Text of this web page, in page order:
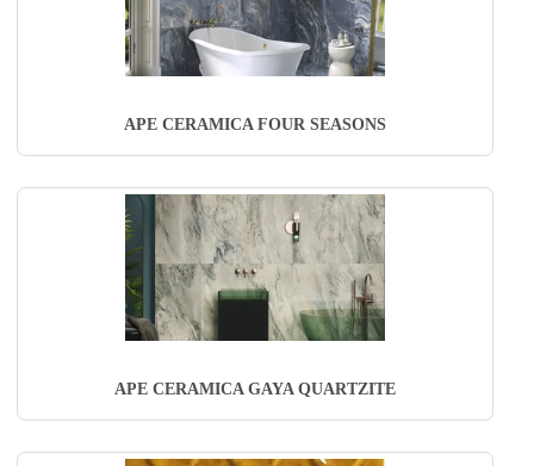
APE CERAMICA FOUR SEASONS
APE CERAMICA GAYA QUARTZITE